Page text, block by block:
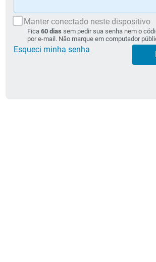
Manter conectado neste dispositivo
Fica60 dias sem pedir sua senha nem o
por e-mail. Não marque em computador
Esqueci minha senha